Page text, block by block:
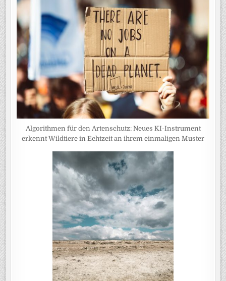
Algorithmen für den Artenschutz: Neues KI-Instrument
erkennt Wildtiere in Echtzeit an ihrem einmaligen Muster